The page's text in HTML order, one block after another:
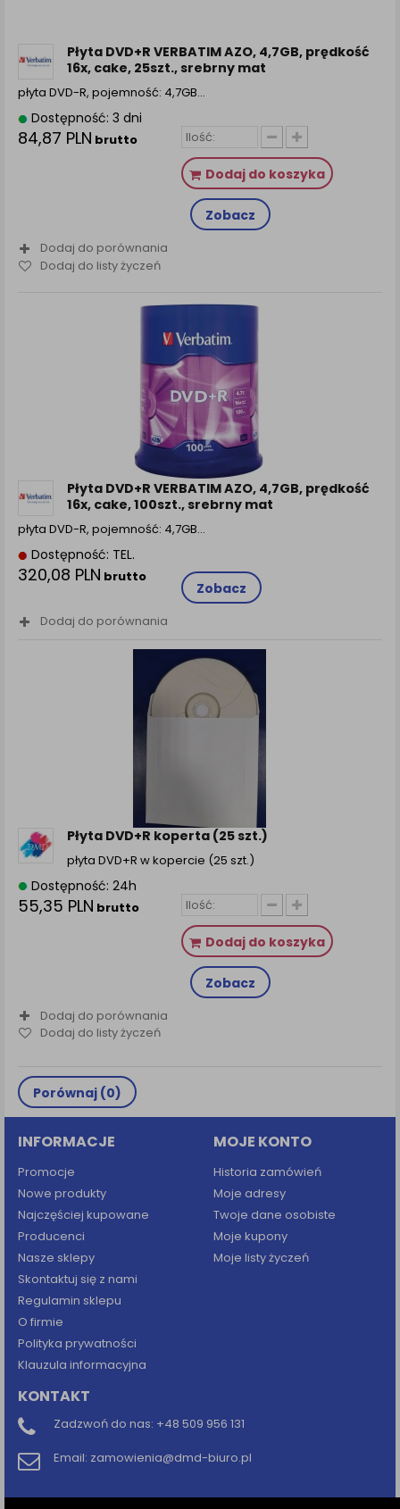
Płyta DVD+R VERBATIM AZO, 4,7GB, prędkość
16x, cake, 25szt., srebrny mat
płyta DVD-R, pojemność: 4,7GB…
Dostępność: 3 dni
84,87 PLN brutto
Dodaj do koszyka
Zobacz
Dodaj do porównania
Dodaj do listy życzeń
Płyta DVD+R VERBATIM AZO, 4,7GB, prędkość
16x, cake, 100szt., srebrny mat
płyta DVD-R, pojemność: 4,7GB…
Dostępność: TEL.
320,08 PLN brutto
Zobacz
Dodaj do porównania
Płyta DVD+R koperta (25 szt.)
płyta DVD+R w kopercie (25 szt.)
Dostępność: 24h
55,35 PLN brutto
Dodaj do koszyka
Zobacz
Dodaj do porównania
Dodaj do listy życzeń
Porównaj (0)
INFORMACJE
Promocje
Nowe produkty
Najczęściej kupowane
Producenci
Nasze sklepy
Skontaktuj się z nami
Regulamin sklepu
O firmie
Polityka prywatności
Klauzula informacyjna
MOJE KONTO
Historia zamówień
Moje adresy
Twoje dane osobiste
Moje kupony
Moje listy życzeń
KONTAKT
Zadzwoń do nas: +48 509 956 131
Email: zamowienia@dmd-biuro.pl